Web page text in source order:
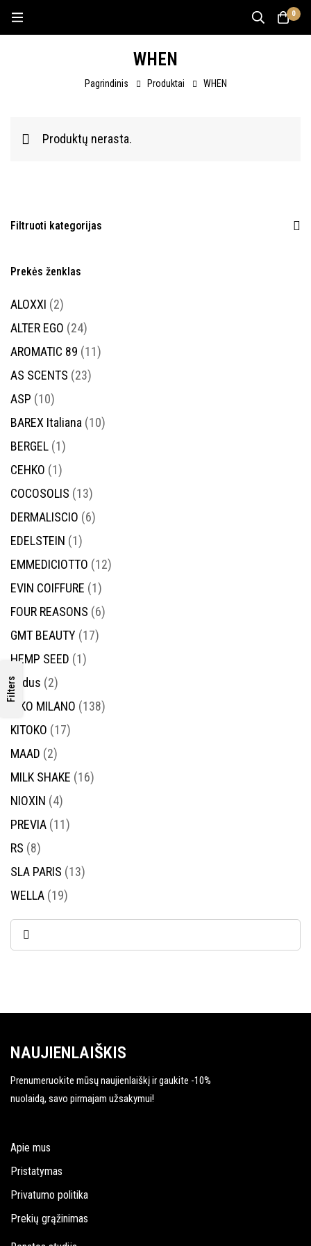
0
WHEN
Pagrindinis Produktai WHEN
Filtruoti kategorijas
Prekės ženklas
ALOXXI (2)
ALTER EGO (24)
AROMATIC 89 (11)
AS SCENTS (23)
ASP (10)
BAREX Italiana (10)
BERGEL (1)
CEHKO (1)
COCOSOLIS (13)
DERMALISCIO (6)
EDELSTEIN (1)
EMMEDICIOTTO (12)
EVIN COIFFURE (1)
FOUR REASONS (6)
GMT BEAUTY (17)
HEMP SEED (1)
Kadus (2)
KIKO MILANO (138)
KITOKO (17)
MAAD (2)
MILK SHAKE (16)
NIOXIN (4)
PREVIA (11)
RS (8)
SLA PARIS (13)
WELLA (19)
Filters
Produktų nerasta.
NAUJIENLAIŠKIS
Prenumeruokite mūsų naujienlaiškį ir gaukite -10%
nuolaidą, savo pirmajam užsakymui!
Apie mus
Pristatymas
Privatumo politika
Prekių grąžinimas